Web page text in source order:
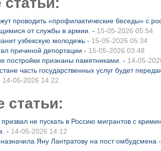
проводить «профилактические беседы» с
от службы в армии. - 15-05-2026 05:54
узбекскую молодежь - 15-05-2026 05:34
причиной депортации - 15-05-2026 03:48
постройки признаны памятниками. - 14-05-
часть государственных услуг будет
14-05-2026 14:22
статьи:
не пускать в Россию мигрантов с
- 14-05-2026 14:12
Яну Лантратову на пост омбудсмена -